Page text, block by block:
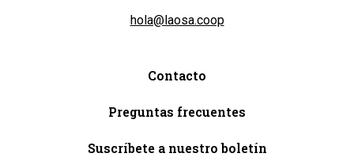
hola@laosa.coop
Contacto
Preguntas frecuentes
Suscríbete a nuestro boletín